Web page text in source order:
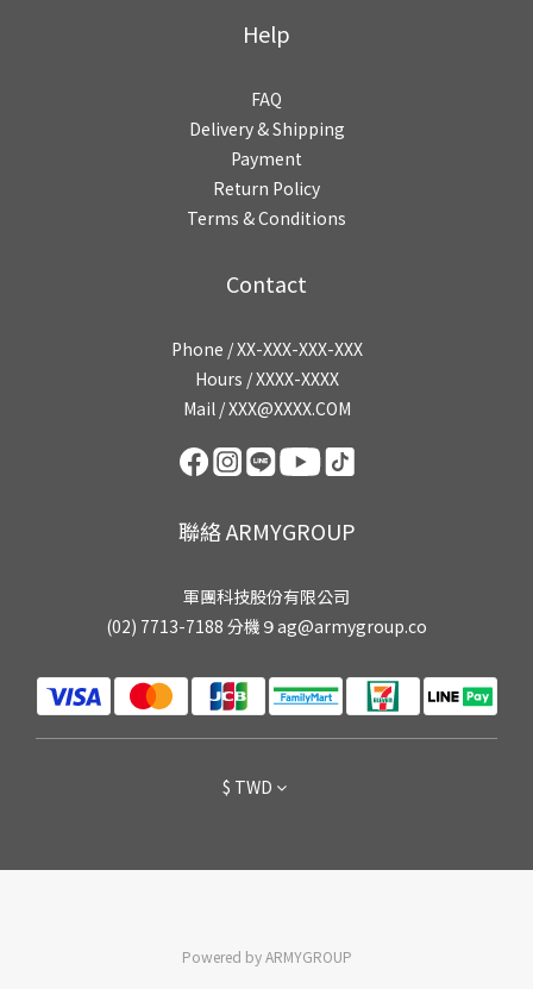
Help
FAQ
Delivery & Shipping
Payment
Return Policy
Terms & Conditions
Contact
Phone / XX-XXX-XXX-XXX
Hours / XXXX-XXXX
Mail / XXX@XXXX.COM
聯絡 ARMYGROUP
軍團科技股份有限公司
(02) 7713-7188 分機９ag@armygroup.co
$ TWD
Powered by ARMYGROUP